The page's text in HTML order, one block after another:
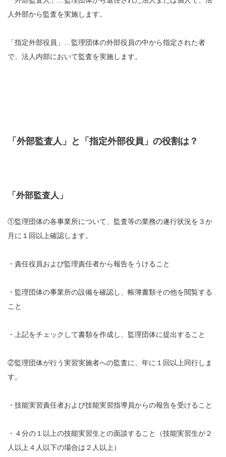
人外部から監査を実施します。
「指定外部役員」…監理団体の外部役員の中から指定された者
で、法人内部において監査を実施します。
「外部監査人」と「指定外部役員」の役割は？
「外部監査人」
①監理団体の各事業所について、監査等の業務の遂行状況を３か
月に１回以上確認します。
・責任役員および監理責任者から報告をうけること
・監理団体の事業所の設備を確認し、帳簿書類その他を閲覧する
こと
・上記をチェックして書類を作成し、監理団体に提出すること
②監理団体が行う実習実施者への監査に、年に１回以上同行しま
す。
・技能実習責任者および技能実習指導員からの報告を受けること
・４分の１以上の技能実習生との面談すること（技能実習生が２
人以上４人以下の場合は２人以上）